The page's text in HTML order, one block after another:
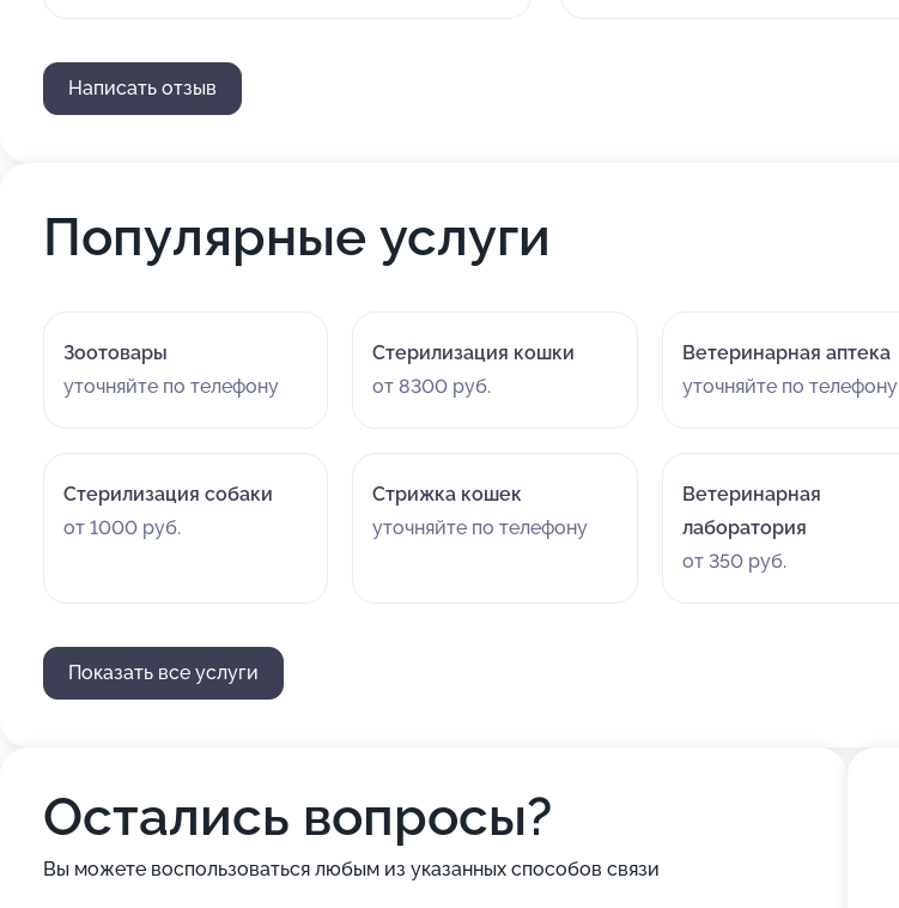
с нашим непоседой, выписал необходимые
препараты, которые мы применяем до сих пор. Спустя
Написать отзыв
Популярные услуги
Зоотовары
уточняйте по телефону
Стерилизация кошки
от 8300 руб.
Ветеринарная аптека
уточняйте по телефону
Стерилизация собаки
от 1000 руб.
Стрижка кошек
уточняйте по телефону
Ветеринарная
лаборатория
от 350 руб.
Показать все услуги
Остались вопросы?
Вы можете воспользоваться любым из указанных способов связи